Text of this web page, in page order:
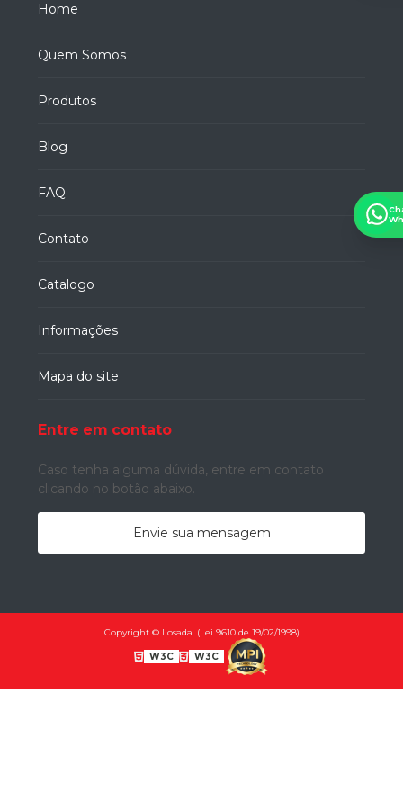
Home
Quem Somos
Produtos
Blog
FAQ
Contato
Catalogo
Informações
Mapa do site
Entre em contato
Caso tenha alguma dúvida, entre em contato
clicando no botão abaixo.
Envie sua mensagem
Copyright © Losada. (Lei 9610 de 19/02/1998)
W3C W3C